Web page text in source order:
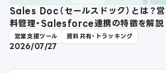
Sales Doc（セールスドック）とは？
料管理・Salesforce連携の特徴を解説
営業支援ツール 資料共有・トラッキング
2026/07/27